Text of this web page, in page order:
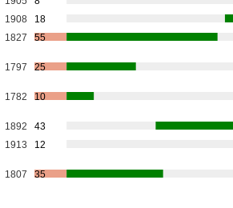
1908
18
1827 55
1797 25
1782 10
1892
43
1913 12
1807 35